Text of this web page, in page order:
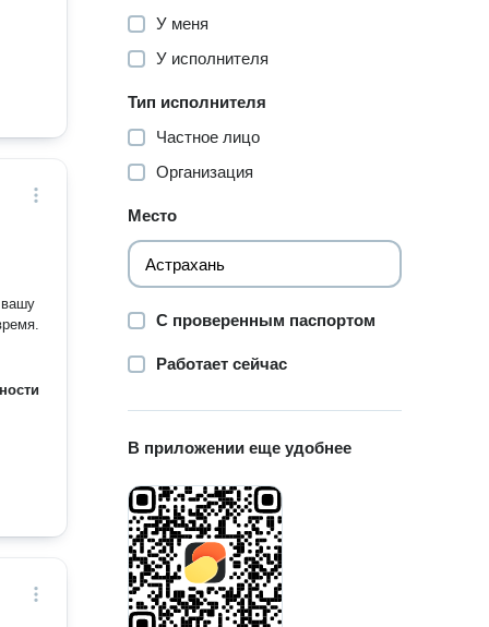
У меня
У исполнителя
Тип исполнителя
Частное лицо
Организация
Место
С проверенным паспортом
Работает сейчас
В приложении еще удобнее